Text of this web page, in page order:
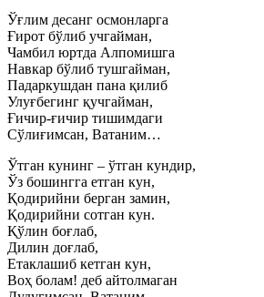
Ўғлим десанг осмонларга
Ғирот бўлиб учгайман,
Чамбил юртда Алпомишга
Навкар бўлиб тушгайман,
Падаркушдан пана қилиб
Улуғбегинг қучгайман,
Ғичир-ғичир тишимдаги
Сўлиғимсан, Ватаним…
Ўтган кунинг – ўтган кундир,
Ўз бошингга етган кун,
Қодирийни берган замин,
Қодирийни сотган кун.
Қўлин боғлаб,
Дилин доғлаб,
Етаклашиб кетган кун,
Воҳ болам! деб айтолмаган